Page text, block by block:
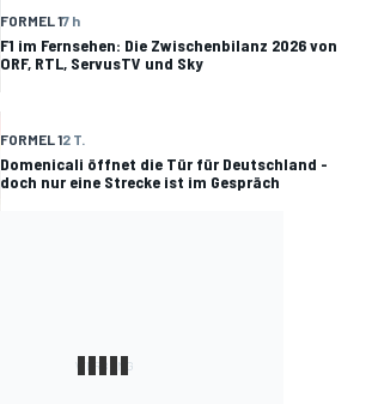
FORMEL 17 h
F1 im Fernsehen: Die Zwischenbilanz 2026 von
ORF, RTL, ServusTV und Sky
FORMEL 12 T.
Domenicali öffnet die Tür für Deutschland -
doch nur eine Strecke ist im Gespräch